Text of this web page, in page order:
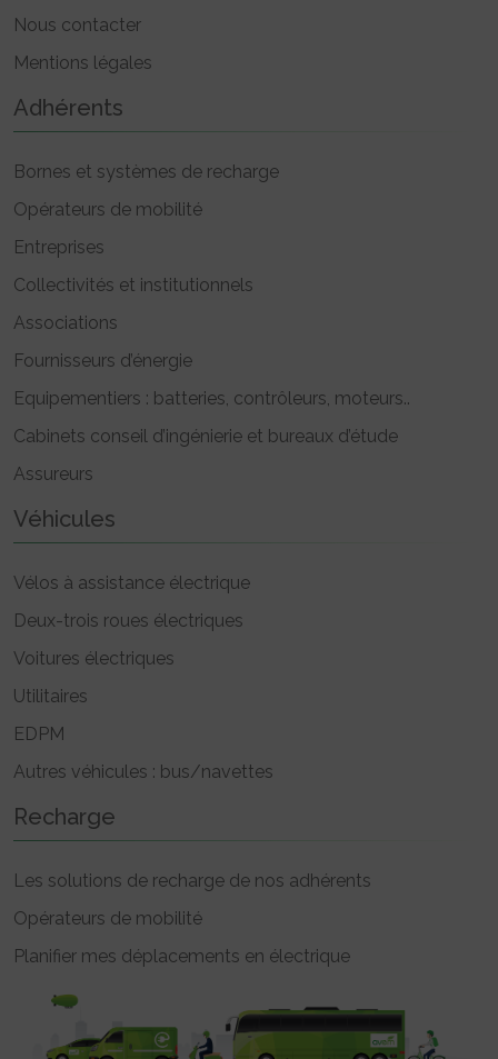
Nous contacter
Mentions légales
Adhérents
Bornes et systèmes de recharge
Opérateurs de mobilité
Entreprises
Collectivités et institutionnels
Associations
Fournisseurs d’énergie
Equipementiers : batteries, contrôleurs, moteurs..
Cabinets conseil d’ingénierie et bureaux d’étude
Assureurs
Véhicules
Vélos à assistance électrique
Deux-trois roues électriques
Voitures électriques
Utilitaires
EDPM
Autres véhicules : bus/navettes
Recharge
Les solutions de recharge de nos adhérents
Opérateurs de mobilité
Planifier mes déplacements en électrique